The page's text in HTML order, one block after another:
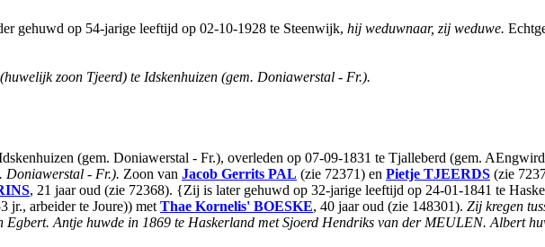
gehuwd op 54-jarige leeftijd op 02-10-1928 te Steenwijk, hij weduwnaar, zij weduwe.
zoon Tjeerd) te Idskenhuizen (gem. Doniawerstal - Fr.).
(gem. Doniawerstal - Fr.), overleden op 07-09-1831 te Tjalleberd (gem.
Doniawerstal - Fr.). Zoon van Jacob Gerrits PAL (zie 72371) en Pietje TJEERDS (zie
, 21 jaar oud (zie 72368). {Zij is later gehuwd op 32-jarige leeftijd op 24-01-1841 te
jr., arbeider te Joure)) met Thae Kornelis' BOESKE, 40 jaar oud (zie 148301). Zij kregen
Antje huwde in 1869 te Haskerland met Sjoerd Hendriks van der MEULEN. Albert